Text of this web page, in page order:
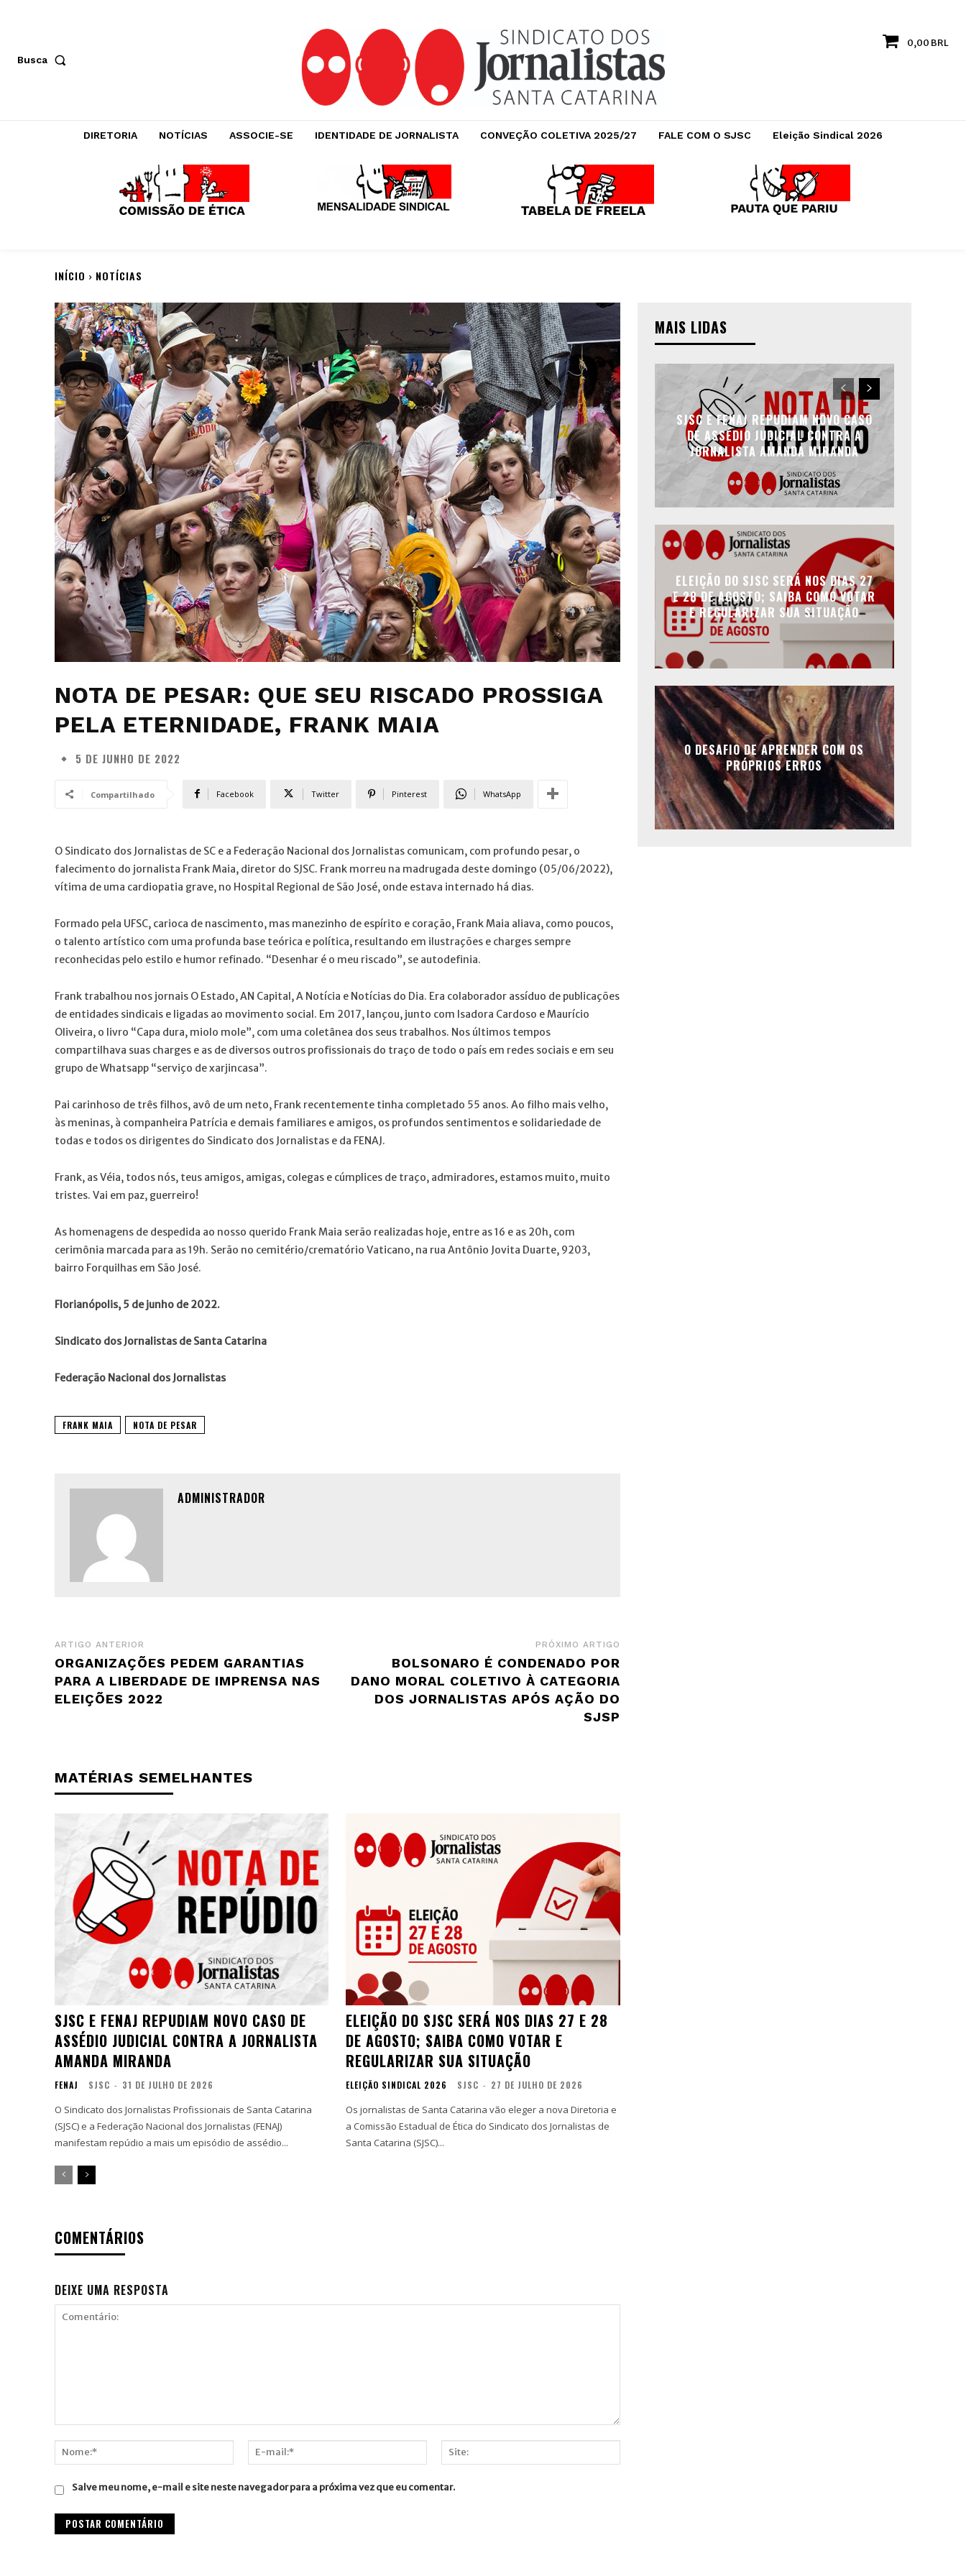
Busca
0,00 BRL
DIRETORIA NOTÍCIAS ASSOCIE-SE IDENTIDADE DE JORNALISTA CONVEÇÃO COLETIVA 2025/27 FALE COM O SJSC Eleição Sindical 2026
INÍCIO NOTÍCIAS
NOTA DE PESAR: QUE SEU RISCADO PROSSIGA
PELA ETERNIDADE, FRANK MAIA
5 DE JUNHO DE 2022
Compartilhado Facebook Twitter Pinterest WhatsApp
O Sindicato dos Jornalistas de SC e a Federação Nacional dos Jornalistas comunicam, com profundo pesar, o
falecimento do jornalista Frank Maia, diretor do SJSC. Frank morreu na madrugada deste domingo (05/06/2022),
vítima de uma cardiopatia grave, no Hospital Regional de São José, onde estava internado há dias.
Formado pela UFSC, carioca de nascimento, mas manezinho de espírito e coração, Frank Maia aliava, como poucos,
o talento artístico com uma profunda base teórica e política, resultando em ilustrações e charges sempre
reconhecidas pelo estilo e humor refinado. “Desenhar é o meu riscado”, se autodefinia.
Frank trabalhou nos jornais O Estado, AN Capital, A Notícia e Notícias do Dia. Era colaborador assíduo de publicações
de entidades sindicais e ligadas ao movimento social. Em 2017, lançou, junto com Isadora Cardoso e Maurício
Oliveira, o livro “Capa dura, miolo mole”, com uma coletânea dos seus trabalhos. Nos últimos tempos
compartilhava suas charges e as de diversos outros profissionais do traço de todo o país em redes sociais e em seu
grupo de Whatsapp “serviço de xarjincasa”.
Pai carinhoso de três filhos, avô de um neto, Frank recentemente tinha completado 55 anos. Ao filho mais velho,
às meninas, à companheira Patrícia e demais familiares e amigos, os profundos sentimentos e solidariedade de
todas e todos os dirigentes do Sindicato dos Jornalistas e da FENAJ.
Frank, as Véia, todos nós, teus amigos, amigas, colegas e cúmplices de traço, admiradores, estamos muito, muito
tristes. Vai em paz, guerreiro!
As homenagens de despedida ao nosso querido Frank Maia serão realizadas hoje, entre as 16 e as 20h, com
cerimônia marcada para as 19h. Serão no cemitério/crematório Vaticano, na rua Antônio Jovita Duarte, 9203,
bairro Forquilhas em São José.
Florianópolis, 5 de junho de 2022.
Sindicato dos Jornalistas de Santa Catarina
Federação Nacional dos Jornalistas
FRANK MAIA NOTA DE PESAR
ADMINISTRADOR
ARTIGO ANTERIOR
ORGANIZAÇÕES PEDEM GARANTIAS
PARA A LIBERDADE DE IMPRENSA NAS
ELEIÇÕES 2022
PRÓXIMO ARTIGO
BOLSONARO É CONDENADO POR
DANO MORAL COLETIVO À CATEGORIA
DOS JORNALISTAS APÓS AÇÃO DO
SJSP
MATÉRIAS SEMELHANTES
SJSC E FENAJ REPUDIAM NOVO CASO DE
ASSÉDIO JUDICIAL CONTRA A JORNALISTA
AMANDA MIRANDA
FENAJ SJSC - 31 DE JULHO DE 2026
O Sindicato dos Jornalistas Profissionais de Santa Catarina
(SJSC) e a Federação Nacional dos Jornalistas (FENAJ)
manifestam repúdio a mais um episódio de assédio...
ELEIÇÃO DO SJSC SERÁ NOS DIAS 27 E 28
DE AGOSTO; SAIBA COMO VOTAR E
REGULARIZAR SUA SITUAÇÃO
ELEIÇÃO SINDICAL 2026 SJSC - 27 DE JULHO DE 2026
Os jornalistas de Santa Catarina vão eleger a nova Diretoria e
a Comissão Estadual de Ética do Sindicato dos Jornalistas de
Santa Catarina (SJSC)...
COMENTÁRIOS
DEIXE UMA RESPOSTA
mail:*
Salve meu nome, e-mail e site neste navegador para a próxima vez que eu comentar.
MAIS LIDAS
SJSC E FENAJ REPUDIAM NOVO CASO
DE ASSÉDIO JUDICIAL CONTRA A
JORNALISTA AMANDA MIRANDA
ELEIÇÃO DO SJSC SERÁ NOS DIAS 27
E 28 DE AGOSTO; SAIBA COMO VOTAR
E REGULARIZAR SUA SITUAÇÃO
O DESAFIO DE APRENDER COM OS
PRÓPRIOS ERROS